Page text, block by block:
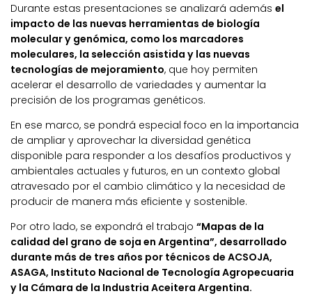
Durante estas presentaciones se analizará además el
impacto de las nuevas herramientas de biología
molecular y genómica, como los marcadores
moleculares, la selección asistida y las nuevas
tecnologías de mejoramiento, que hoy permiten
acelerar el desarrollo de variedades y aumentar la
precisión de los programas genéticos.
En ese marco, se pondrá especial foco en la importancia
de ampliar y aprovechar la diversidad genética
disponible para responder a los desafíos productivos y
ambientales actuales y futuros, en un contexto global
atravesado por el cambio climático y la necesidad de
producir de manera más eficiente y sostenible.
Por otro lado, se expondrá el trabajo “Mapas de la
calidad del grano de soja en Argentina”, desarrollado
durante más de tres años por técnicos de ACSOJA,
ASAGA, Instituto Nacional de Tecnología Agropecuaria
y la Cámara de la Industria Aceitera Argentina.